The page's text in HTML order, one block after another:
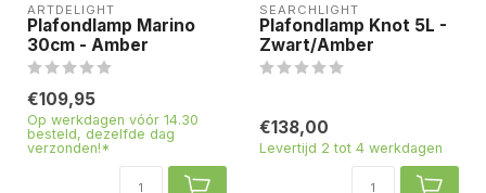
ARTDELIGHT
Plafondlamp Marino
30cm - Amber
€109,95
Op werkdagen vóór 14.30
besteld, dezelfde dag
verzonden!*
SEARCHLIGHT
Plafondlamp Knot 5L -
Zwart/Amber
€138,00
Levertijd 2 tot 4 werkdagen